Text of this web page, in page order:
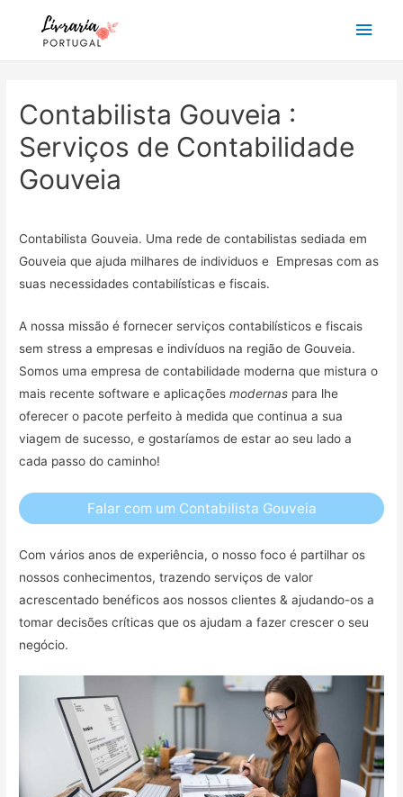
Main
Contabilista Gouveia :
Serviços de Contabilidade
Gouveia
Contabilista Gouveia. Uma rede de contabilistas sediada em
Gouveia que ajuda milhares de individuos e Empresas com as
suas necessidades contabilísticas e fiscais.
A nossa missão é fornecer serviços contabilísticos e fiscais
sem stress a empresas e indivíduos na região de Gouveia.
Somos uma empresa de contabilidade moderna que mistura o
mais recente software e aplicaçõesmodernas para lhe
oferecer o pacote perfeito à medida que continua a sua
viagem de sucesso, e gostaríamos de estar ao seu lado a
cada passo do caminho!
Falar com um Contabilista Gouveia
Com vários anos de experiência, o nosso foco é partilhar os
nossos conhecimentos, trazendo serviços de valor
acrescentado benéficos aos nossos clientes & ajudando-os a
tomar decisões críticas que os ajudam a fazer crescer o seu
negócio.